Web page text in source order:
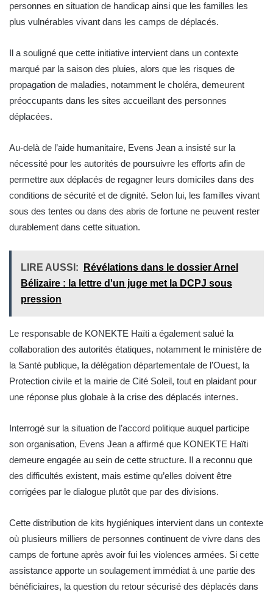
personnes en situation de handicap ainsi que les familles les
plus vulnérables vivant dans les camps de déplacés.
Il a souligné que cette initiative intervient dans un contexte
marqué par la saison des pluies, alors que les risques de
propagation de maladies, notamment le choléra, demeurent
préoccupants dans les sites accueillant des personnes
déplacées.
Au-delà de l’aide humanitaire, Evens Jean a insisté sur la
nécessité pour les autorités de poursuivre les efforts afin de
permettre aux déplacés de regagner leurs domiciles dans des
conditions de sécurité et de dignité. Selon lui, les familles vivant
sous des tentes ou dans des abris de fortune ne peuvent rester
durablement dans cette situation.
LIRE AUSSI:
Révélations dans le dossier Arnel
Bélizaire : la lettre d'un juge met la DCPJ sous
pression
Le responsable de KONEKTE Haïti a également salué la
collaboration des autorités étatiques, notamment le ministère de
la Santé publique, la délégation départementale de l’Ouest, la
Protection civile et la mairie de Cité Soleil, tout en plaidant pour
une réponse plus globale à la crise des déplacés internes.
Interrogé sur la situation de l’accord politique auquel participe
son organisation, Evens Jean a affirmé que KONEKTE Haïti
demeure engagée au sein de cette structure. Il a reconnu que
des difficultés existent, mais estime qu’elles doivent être
corrigées par le dialogue plutôt que par des divisions.
Cette distribution de kits hygiéniques intervient dans un contexte
où plusieurs milliers de personnes continuent de vivre dans des
camps de fortune après avoir fui les violences armées. Si cette
assistance apporte un soulagement immédiat à une partie des
bénéficiaires, la question du retour sécurisé des déplacés dans